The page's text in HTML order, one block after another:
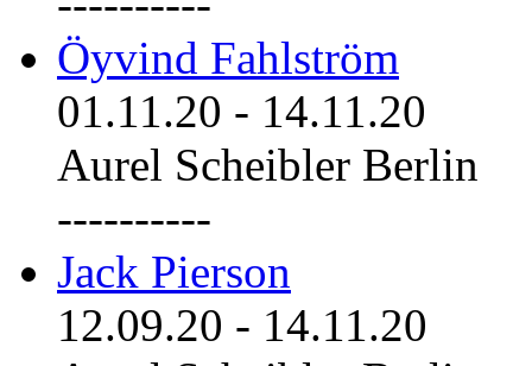
Öyvind Fahlström
01.11.20 - 14.11.20
Aurel Scheibler Berlin
----------
Jack Pierson
12.09.20 - 14.11.20